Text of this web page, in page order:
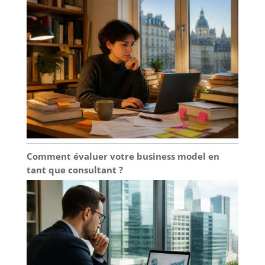
Comment évaluer votre business model en
tant que consultant ?